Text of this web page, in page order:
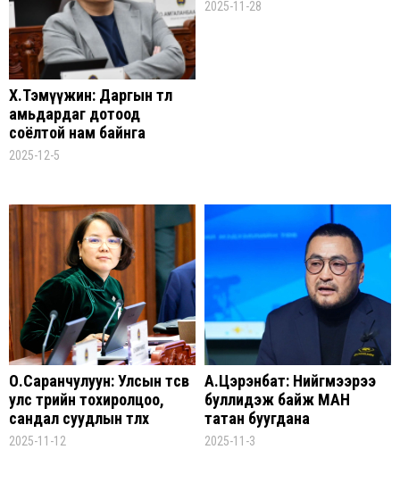
Х.Тэмүүжин: Даргын төлөө
амьдардаг дотоод
соёлтой нам байнга
засаглаад сууна гэж
2025-12-5
2025-11-28
О.Саранчулуун: Улсын төсөв
улс төрийн тохиролцоо,
сандал суудлын төлөөх
хэрэгсэл боллоо
2025-11-12
А.Цэрэнбат: Нийгмээрээ
буллидэж байж МАН
татан буугдана
2025-11-3